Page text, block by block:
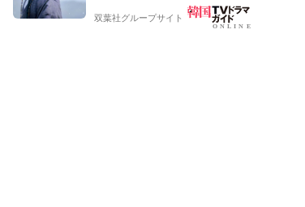
双葉社グループサイト